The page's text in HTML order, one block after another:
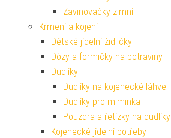
Zavinovačky zimní
Krmení a kojení
Dětské jídelní židličky
Dózy a formičky na potraviny
Dudlíky
Dudlíky na kojenecké láhve
Dudlíky pro miminka
Pouzdra a řetízky na dudlíky
Kojenecké jídelní potřeby